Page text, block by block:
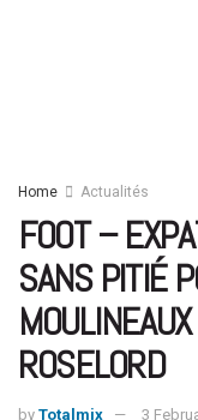
Home Actualités
FOOT –
SANS PITIÉ
ROSELORD
by Totalmix 3